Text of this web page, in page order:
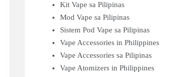
Kit Vape sa Pilipinas
Mod Vape sa Pilipinas
Sistem Pod Vape sa Pilipinas
Vape Accessories in Philippines
Vape Accessories sa Pilipinas
Vape Atomizers in Philippines